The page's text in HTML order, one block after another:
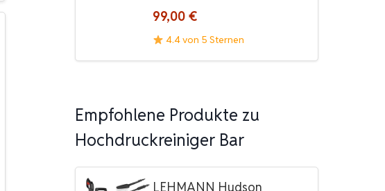
99,00 €
4.4 von 5 Sternen
Empfohlene Produkte zu
Hochdruckreiniger Bar
LEHMANN Hudson